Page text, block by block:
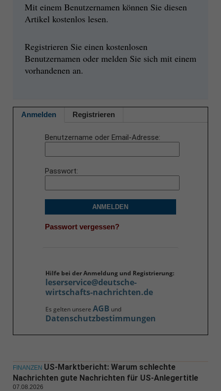
Mit einem Benutzernamen können Sie diesen
Artikel kostenlos lesen.
Registrieren Sie einen kostenlosen
Benutzernamen oder melden Sie sich mit einem
vorhandenen an.
Anmelden Registrieren
Benutzername oder Email-Adresse
Passwort
ANMELDEN
Passwort vergessen?
Hilfe bei der Anmeldung und Registrierung:
leserservice@deutsche-
wirtschafts-nachrichten.de
Es gelten unsere AGB und
Datenschutzbestimmungen
FINANZEN US-Marktbericht: Warum schlechte
Nachrichten gute Nachrichten für US-Anlegertitle
07.08.2026